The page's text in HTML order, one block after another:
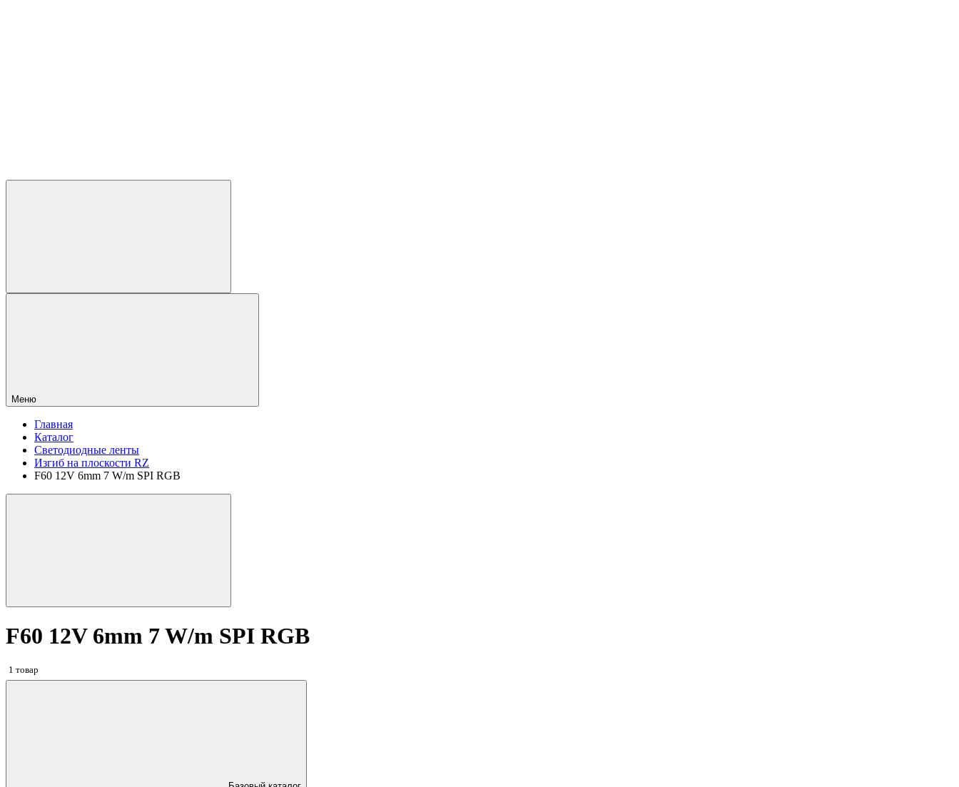
Меню
Главная
Каталог
Светодиодные ленты
Изгиб на плоскости RZ
F60 12V 6mm 7 W/m SPI RGB
F60 12V 6mm 7 W/m SPI RGB
1 товар